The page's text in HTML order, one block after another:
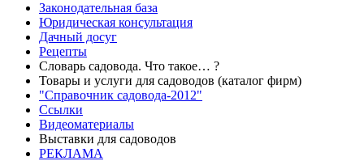
Законодательная база
Юридическая консультация
Дачный досуг
Рецепты
Словарь садовода. Что такое… ?
Товары и услуги для садоводов (каталог фирм)
"Справочник садовода-2012"
Ссылки
Видеоматериалы
Выставки для садоводов
РЕКЛАМА